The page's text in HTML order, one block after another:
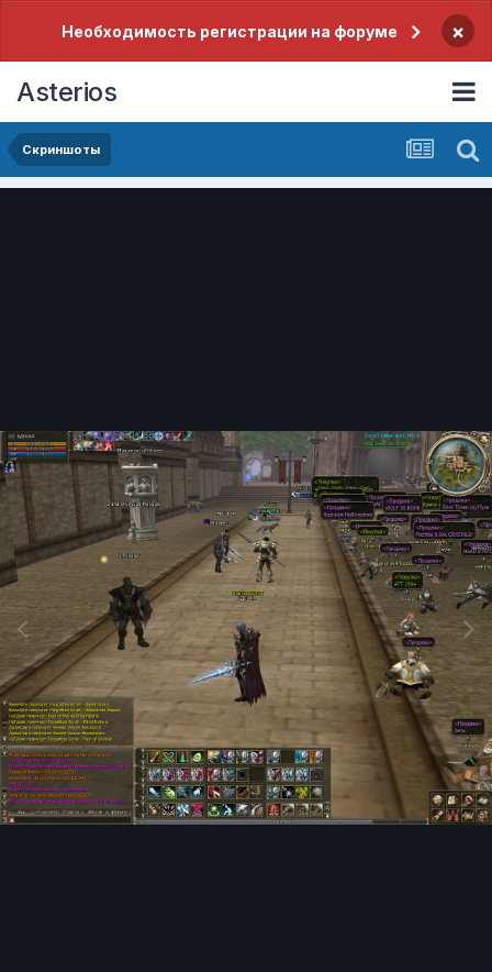
Необходимость регистрации на форуме ×
Asterios
Скриншоты